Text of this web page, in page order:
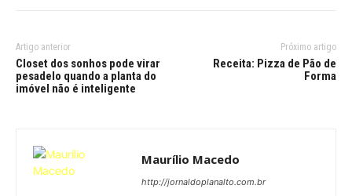
Artigo anterior
Closet dos sonhos pode virar
pesadelo quando a planta do
imóvel não é inteligente
Próximo artigo
Receita: Pizza de Pão de
Forma
Maurílio Macedo
http://jornaldoplanalto.com.br